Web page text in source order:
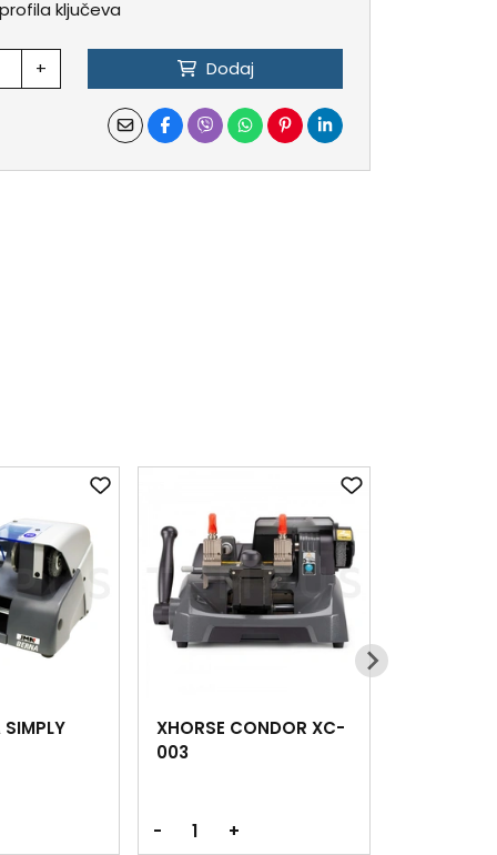
ključeva
+ Dodaj
XHORSE CONDOR XC-
003
- +